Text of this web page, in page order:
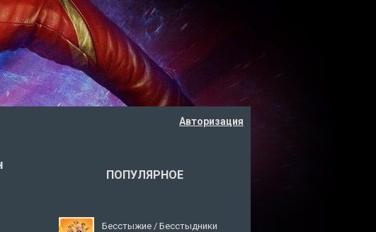
Авторизация
ПОПУЛЯРНОЕ
Бесстыжие / Бесстыдники